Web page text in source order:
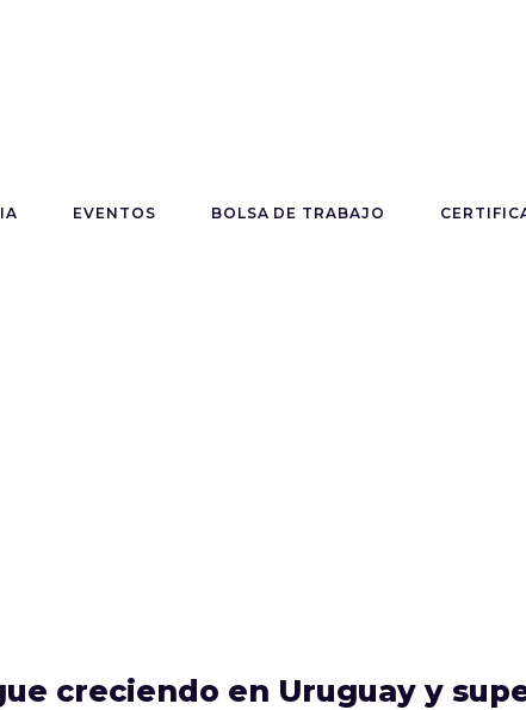
EVENTOS BOLSA DE TRABAJO
creciendo en Uruguay y